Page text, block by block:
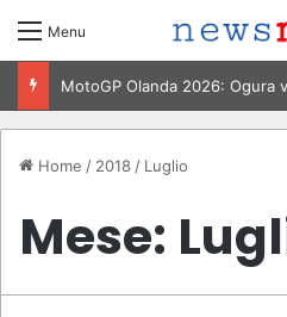
Menu
Home / 2018 / Luglio
Mese: